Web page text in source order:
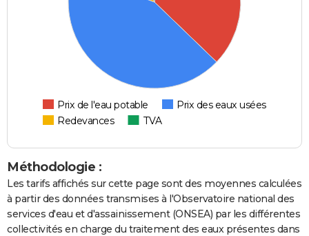
Prix de l'eau potable
Prix des eaux usées
Redevances
TVA
Méthodologie :
Les tarifs affichés sur cette page sont des moyennes calculées
à partir des données transmises à l'Observatoire national des
services d'eau et d'assainissement (ONSEA) par les différentes
collectivités en charge du traitement des eaux présentes dans